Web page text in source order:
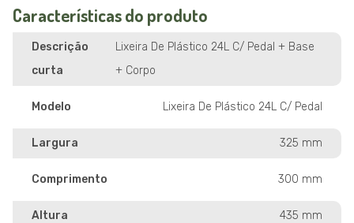
Características do produto
Descrição
curta
Lixeira De Plástico 24L C/ Pedal + Base
+ Corpo
Modelo Lixeira De Plástico 24L C/ Pedal
Largura 325 mm
Comprimento 300 mm
Altura 435 mm